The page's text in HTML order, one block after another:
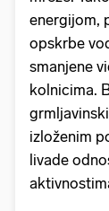
energijom,
opskrbe
smanjene
kolnicima.
izloženim
livade